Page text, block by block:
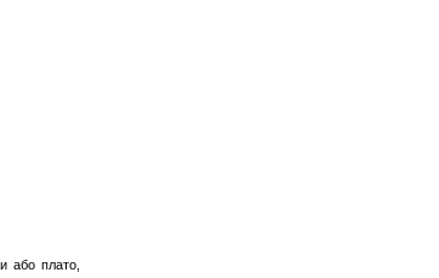
або плато,